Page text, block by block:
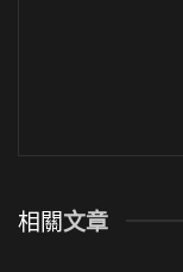
相關文章